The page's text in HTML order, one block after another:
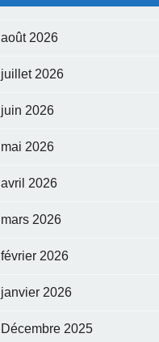
août 2026
juillet 2026
juin 2026
mai 2026
avril 2026
mars 2026
février 2026
janvier 2026
Décembre 2025